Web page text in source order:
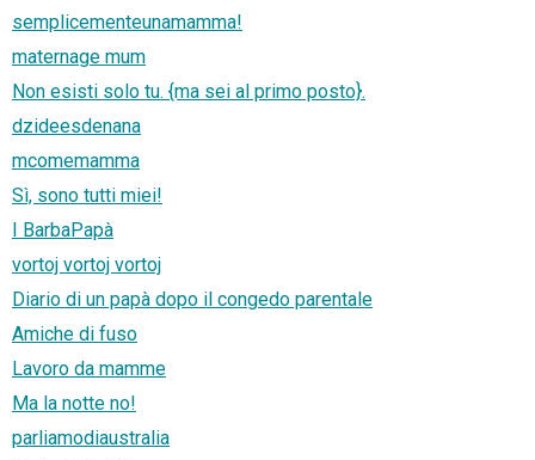
semplicementeunamamma!
maternage mum
Non esisti solo tu. {ma sei al primo posto}.
dzideesdenana
mcomemamma
Sì, sono tutti miei!
I BarbaPapà
vortoj vortoj vortoj
Diario di un papà dopo il congedo parentale
Amiche di fuso
Lavoro da mamme
Ma la notte no!
parliamodiaustralia